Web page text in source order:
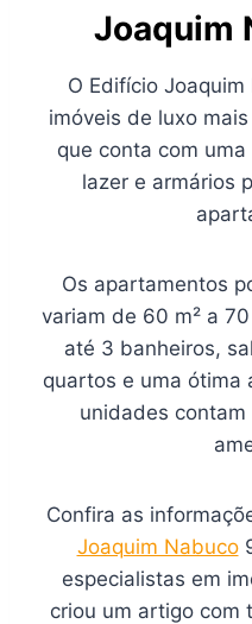
Joaquim
O Edifício
imóveis de luxo
que conta com
lazer e armários
Os apartamentos
variam de 60 m² a
até 3 banheiros,
quartos e uma ótima
unidades
Confira as
Joaquim Nabuco
especialistas em
criou um artigo com